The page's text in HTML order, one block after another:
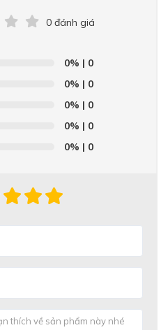
0 đánh giá
0% | 0
0% | 0
0% | 0
0% | 0
0% | 0